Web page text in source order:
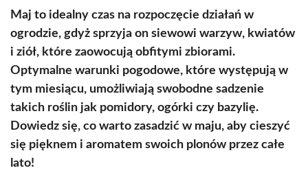
Maj to idealny czas na rozpoczęcie działań w
ogrodzie, gdyż sprzyja on siewowi warzyw, kwiatów
i ziół, które zaowocują obfitymi zbiorami.
Optymalne warunki pogodowe, które występują w
tym miesiącu, umożliwiają swobodne sadzenie
takich roślin jak pomidory, ogórki czy bazylię.
Dowiedz się, co warto zasadzić w maju, aby cieszyć
się pięknem i aromatem swoich plonów przez całe
lato!